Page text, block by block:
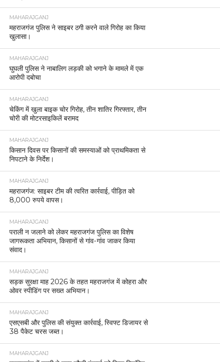
MAHARAJGANJ
महराजगंज पुलिस ने साइबर ठगी करने वाले गिरोह का किया
खुलासा।
MAHARAJGANJ
घुघली पुलिस ने नाबालिग लड़की को भगाने के मामले में एक
आरोपी दबोचा
MAHARAJGANJ
चेकिंग में खुला बाइक चोर गिरोह, तीन शातिर गिरफ्तार, तीन
चोरी की मोटरसाइकिलें बरामद
MAHARAJGANJ
किसान दिवस पर किसानों की समस्याओं को प्राथमिकता से
निपटाने के निर्देश।
MAHARAJGANJ
महराजगंज: साइबर टीम की त्वरित कार्रवाई, पीड़ित को
8,000 रुपये वापस।
MAHARAJGANJ
पराली न जलाने को लेकर महराजगंज पुलिस का विशेष
जागरूकता अभियान, किसानों से गांव-गांव जाकर किया
संवाद।
MAHARAJGANJ
सड़क सुरक्षा माह 2026 के तहत महराजगंज में कोहरा और
ओवर स्पीडिंग पर सख्त अभियान।
MAHARAJGANJ
एसएसबी और पुलिस की संयुक्त कार्रवाई, स्विफ्ट डिजायर से
38 पैकेट चरस जब्त।
MAHARAJGANJ